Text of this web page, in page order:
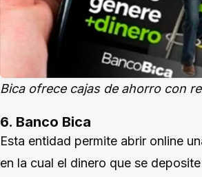
Bica ofrece cajas de ahorro con
6. Banco Bica
Esta entidad permite abrir online
en la cual el dinero que se